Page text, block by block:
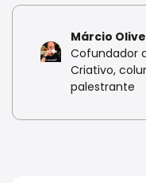
Márcio
Cofundador
Criativo,
palestrante